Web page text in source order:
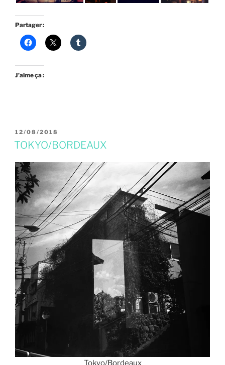
Partager :
J’aime ça :
PUBLIÉ
LE
12/08/2018
TOKYO/BORDEAUX
Tokyo/Bordeaux